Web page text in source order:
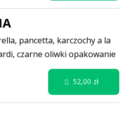
pancetta, karczochy a la
czarne oliwki opakowanie